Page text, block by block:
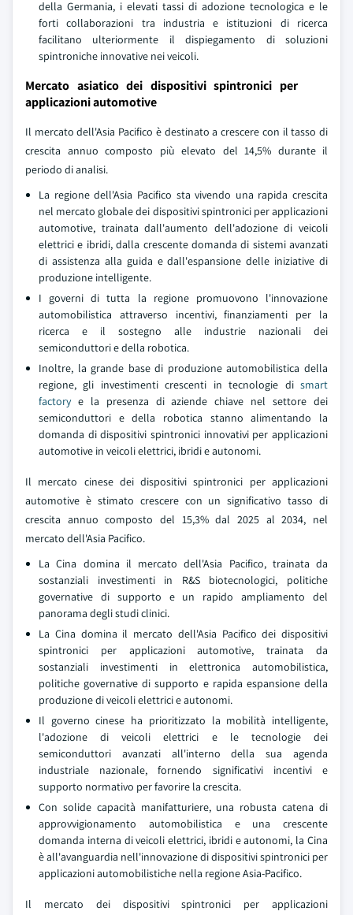
della Germania, i elevati tassi di adozione tecnologica e le
forti collaborazioni tra industria e istituzioni di ricerca
facilitano ulteriormente il dispiegamento di soluzioni
spintroniche innovative nei veicoli.
Mercato asiatico dei dispositivi spintronici per
applicazioni automotive
Il mercato dell'Asia Pacifico è destinato a crescere con il tasso di
crescita annuo composto più elevato del 14,5% durante il
periodo di analisi.
La regione dell'Asia Pacifico sta vivendo una rapida crescita
nel mercato globale dei dispositivi spintronici per applicazioni
automotive, trainata dall'aumento dell'adozione di veicoli
elettrici e ibridi, dalla crescente domanda di sistemi avanzati
di assistenza alla guida e dall'espansione delle iniziative di
produzione intelligente.
I governi di tutta la regione promuovono l'innovazione
automobilistica attraverso incentivi, finanziamenti per la
ricerca e il sostegno alle industrie nazionali dei
semiconduttori e della robotica.
Inoltre, la grande base di produzione automobilistica della
regione, gli investimenti crescenti in tecnologie di smart
factorye la presenza di aziende chiave nel settore dei
semiconduttori e della robotica stanno alimentando la
domanda di dispositivi spintronici innovativi per applicazioni
automotive in veicoli elettrici, ibridi e autonomi.
Il mercato cinese dei dispositivi spintronici per applicazioni
automotive è stimato crescere con un significativo tasso di
crescita annuo composto del 15,3% dal 2025 al 2034, nel
mercato dell'Asia Pacifico.
La Cina domina il mercato dell'Asia Pacifico, trainata da
sostanziali investimenti in R&S biotecnologici, politiche
governative di supporto e un rapido ampliamento del
panorama degli studi clinici.
La Cina domina il mercato dell'Asia Pacifico dei dispositivi
spintronici per applicazioni automotive, trainata da
sostanziali investimenti in elettronica automobilistica,
politiche governative di supporto e rapida espansione della
produzione di veicoli elettrici e autonomi.
Il governo cinese ha prioritizzato la mobilità intelligente,
l'adozione di veicoli elettrici e le tecnologie dei
semiconduttori avanzati all'interno della sua agenda
industriale nazionale, fornendo significativi incentivi e
supporto normativo per favorire la crescita.
Con solide capacità manifatturiere, una robusta catena di
approvvigionamento automobilistica e una crescente
domanda interna di veicoli elettrici, ibridi e autonomi, la Cina
è all'avanguardia nell'innovazione di dispositivi spintronici per
applicazioni automobilistiche nella regione Asia-Pacifico.
Il mercato dei dispositivi spintronici per applicazioni